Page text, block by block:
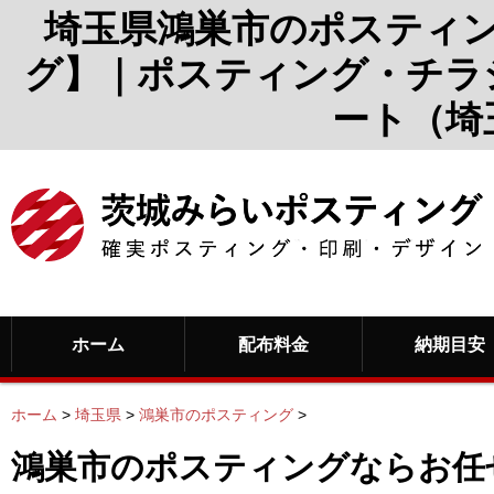
埼玉県鴻巣市のポスティ
グ】｜ポスティング・チ
ート（
ホーム 配布料金 納期目安
ホーム > 埼玉県 > 鴻巣市のポスティング >
鴻巣市のポスティングならお